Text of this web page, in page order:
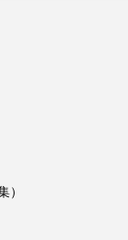
）